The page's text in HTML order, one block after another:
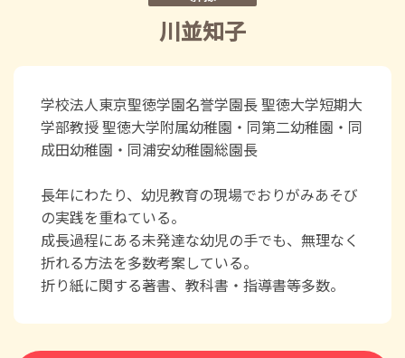
川並知子
学校法人東京聖徳学園名誉学園長 聖徳大学短期大
学部教授 聖徳大学附属幼稚園・同第二幼稚園・同
成田幼稚園・同浦安幼稚園総園長
長年にわたり、幼児教育の現場でおりがみあそび
の実践を重ねている。
成長過程にある未発達な幼児の手でも、無理なく
折れる方法を多数考案している。
折り紙に関する著書、教科書・指導書等多数。